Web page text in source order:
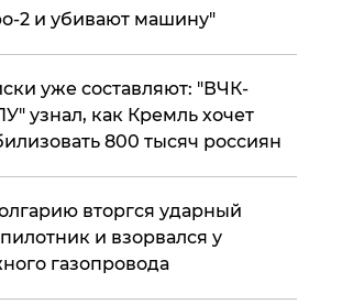
2 и убивают машину"
уже составляют: "ВЧК-
узнал, как Кремль хочет
800 тысяч россиян
вторгся ударный
и взорвался у
газопровода